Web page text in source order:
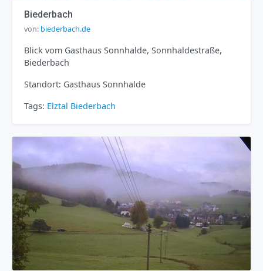
Biederbach
von: biederbach.de
Blick vom Gasthaus Sonnhalde, Sonnhaldestraße,
Biederbach
Standort: Gasthaus Sonnhalde
Tags: Elztal Biederbach